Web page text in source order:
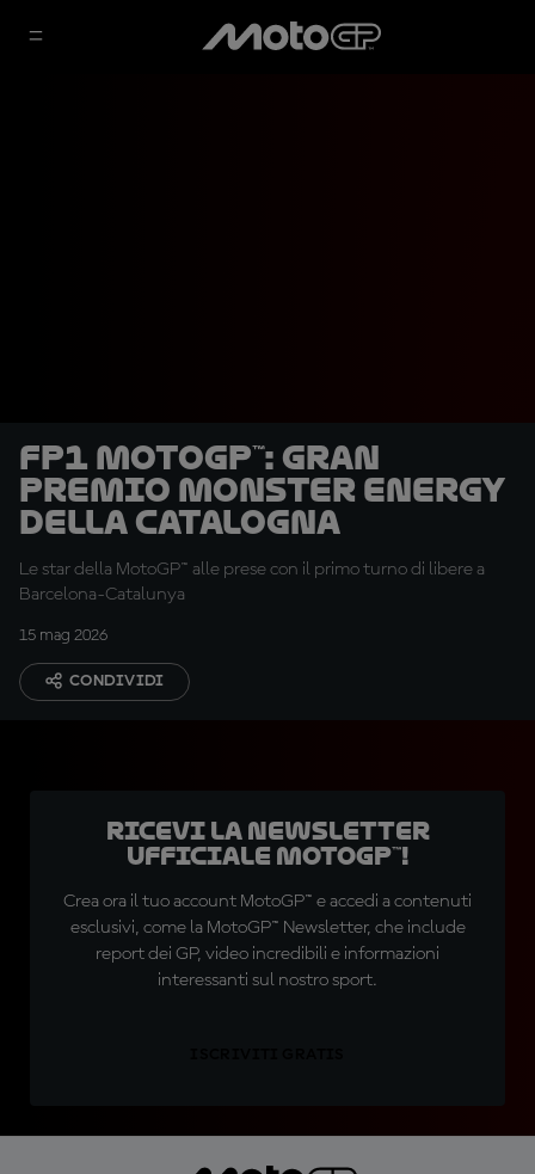
FP1 MotoGP™: Gran
Premio Monster Energy
della Catalogna
Le star della MotoGP™ alle prese con il primo turno di libere a
Barcelona-Catalunya
15 mag 2026
CONDIVIDI
Ricevi la newsletter
ufficiale MotoGP™!
Crea ora il tuo account MotoGP™ e accedi a contenuti
esclusivi, come la MotoGP™ Newsletter, che include
report dei GP, video incredibili e informazioni
interessanti sul nostro sport.